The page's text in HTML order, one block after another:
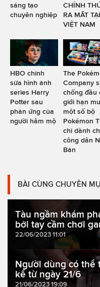
sáng tạo
chuyên nghiệp
CHÍNH
RA MẮT TẠI
VIỆT NAM
HBO chỉnh
sửa hình ảnh
series Harry
Potter sau
phản ứng của
người hâm mộ
The
Company
chống đầu
giới hạn
một số bộ
Pokémon
chỉ dành
công dân
Bản
BÀI CÙNG CHUYÊN
Tàu ngầm khám
bởi tay cầm chơi
22/06/2023 11:01
Người dùng có thể
kể từ ngày 21/6
21/06/2023 19:09